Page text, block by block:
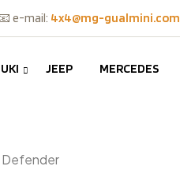
e-mail: 4x4@mg-gualmini.com
JEEP MERCEDES
Defender